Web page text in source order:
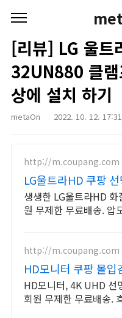
[리뷰] LG 울트
32UN880 클
상에 설치 하기
metaOn 2022. 10. 12. 17:31
http://m.coupang.com
LG울트라HD 쿠팡
생생한 LG울트라HD
원 무제한 무료배송. 압
http://m.coupang.com
HD모니터 쿠팡 몰입
HD모니터, 4K UHD 선
회원 무제한 무료배송.